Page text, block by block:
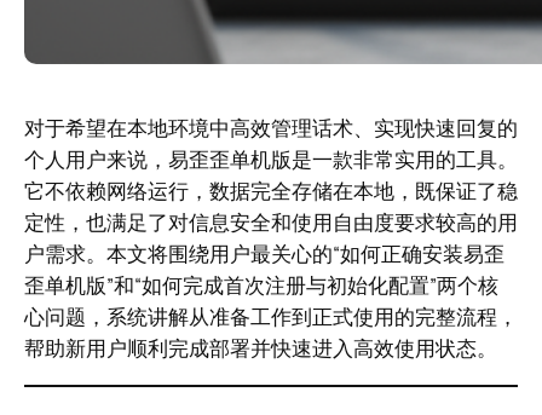
对于希望在本地环境中高效管理话术、实现快速回复的
个人用户来说，易歪歪单机版是一款非常实用的工具。
它不依赖网络运行，数据完全存储在本地，既保证了稳
定性，也满足了对信息安全和使用自由度要求较高的用
户需求。本文将围绕用户最关心的“如何正确安装易歪
歪单机版”和“如何完成首次注册与初始化配置”两个核
心问题，系统讲解从准备工作到正式使用的完整流程，
帮助新用户顺利完成部署并快速进入高效使用状态。